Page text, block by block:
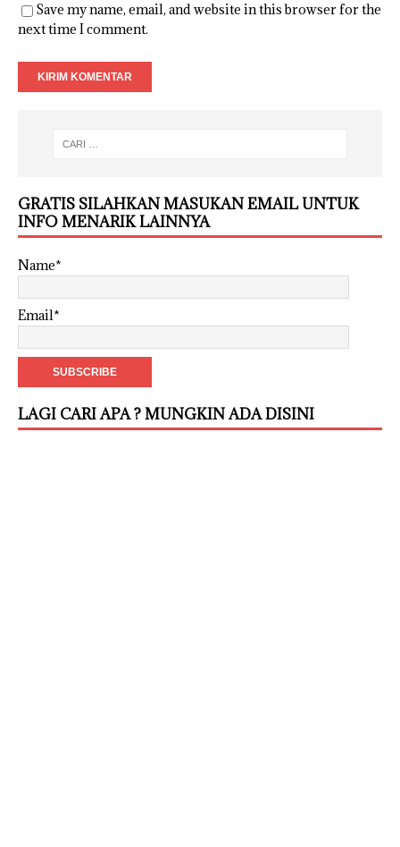
Save my name, email, and website in this browser for the
next time I comment.
GRATIS SILAHKAN MASUKAN EMAIL UNTUK
INFO MENARIK LAINNYA
Name*
Email*
LAGI CARI APA ? MUNGKIN ADA DISINI